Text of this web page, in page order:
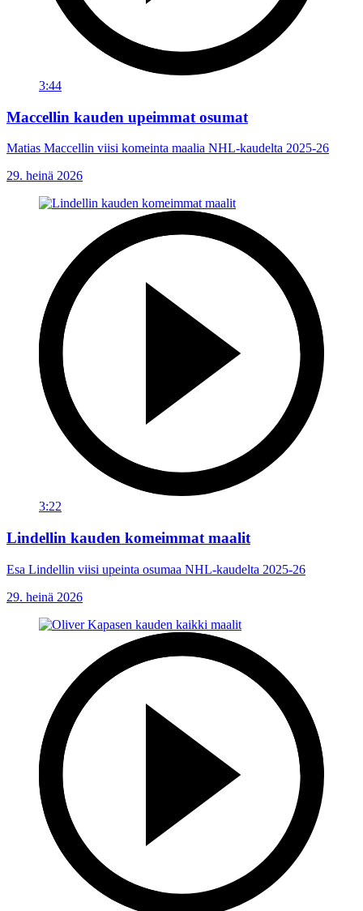
3:44
Maccellin kauden upeimmat osumat
Matias Maccellin viisi komeinta maalia NHL-kaudelta 2025-26
29. heinä 2026
3:22
Lindellin kauden komeimmat maalit
Esa Lindellin viisi upeinta osumaa NHL-kaudelta 2025-26
29. heinä 2026